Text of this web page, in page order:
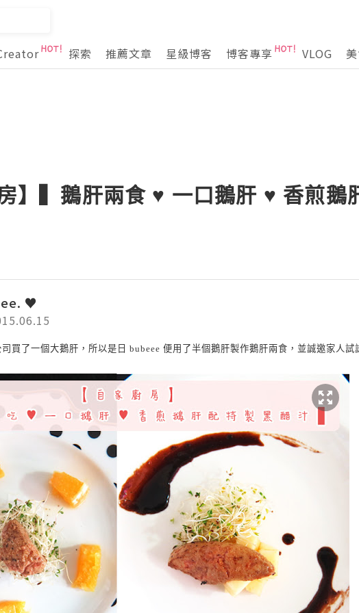
探索 推薦文章 星級博客 博客專享 VLOG
房】▍鵝肝兩食 ♥ 一口鵝肝 ♥ 香煎鵝
♥
買了一個大鵝肝，所以是日 bubeee 便用了半個鵝肝製作鵝肝兩食 ，並誠邀家人試